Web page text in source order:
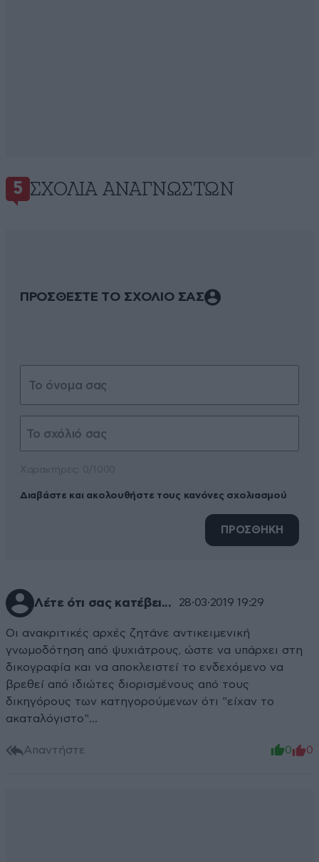
5 ΣΧΌΛΙΑ ΑΝΑΓΝΩΣΤΏΝ
ΠΡΟΣΘΕΣΤΕ ΤΟ ΣΧΟΛΙΟ ΣΑΣ
Διαβάστε και ακολουθήστε τους κανόνες σχολιασμού
ΠΡΟΣΘΗΚΗ
Λέτε ότι σας κατέβει... 28·03·2019 19:29
Οι ανακριτικές αρχές ζητάνε αντικειμενική
γνωμοδότηση από ψυχιάτρους, ώστε να υπάρχει στη
δικογραφία και να αποκλειστεί το ενδεχόμενο να
βρεθεί από ιδιώτες διορισμένους από τους
δικηγόρους των κατηγορούμενων ότι "είχαν το
ακαταλόγιστο"...
Απαντήστε 0 0